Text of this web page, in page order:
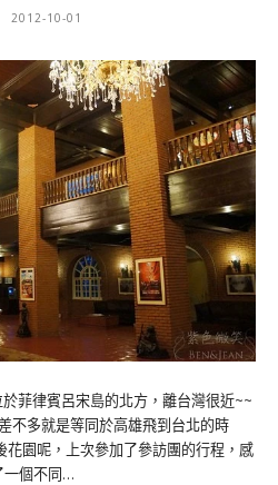
2012-10-01
菲律賓呂宋島的北方，離台灣很近~~
不多就是等同於高雄飛到台北的時
花園呢，上次參加了參訪團的行程，感
一個不同…